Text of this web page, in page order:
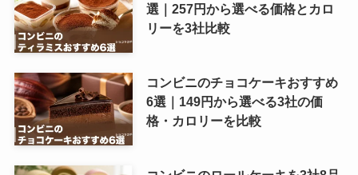
選｜257円から選べる価格とカロ
リーを3社比較
コンビニのチョコケーキおすすめ
6選｜149円から選べる3社の価
格・カロリーを比較